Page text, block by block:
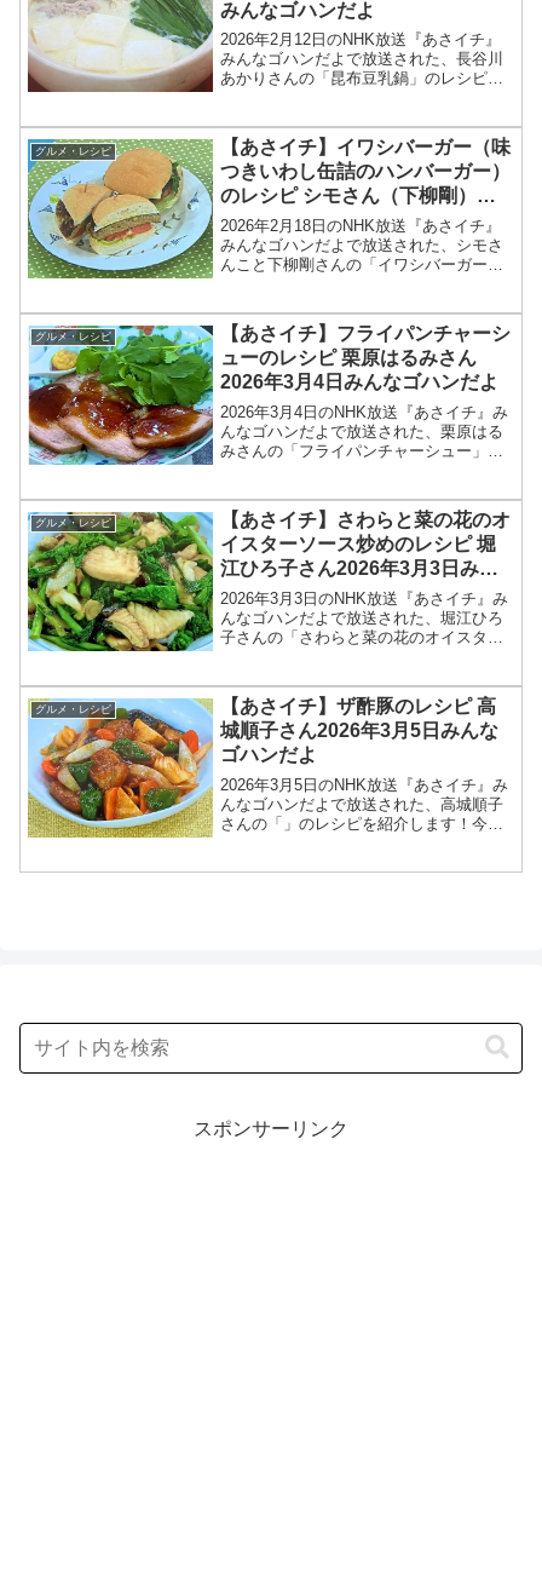
みんなゴハンだよ
2026年2月12日のNHK放送『あさイチ』
みんなゴハンだよで放送された、長谷川
あかりさんの「昆布豆乳鍋」のレシピを
んが登場！具材を入れて煮るだけのノン
オイル鍋のレシ...
グルメ・レシピ
【あさイチ】イワシバーガー（味
つきいわし缶詰のハンバーガー）
のレシピ シモさん（下柳剛）
2026年2月18日
2026年2月18日のNHK放送『あさイチ』
みんなゴハンだよで放送された、シモさ
んこと下柳剛さんの「イワシバーガー
みんなゴハンだよは、元プロ野球選手
で、現在プロ野球開...
グルメ・レシピ
【あさイチ】フライパンチャーシ
ューのレシピ 栗原はるみさん
2026年3月4日みんなゴハンだよ
2026年3月4日のNHK放送『あさイチ』み
んなゴハンだよで放送された、栗原はる
みさんの「フライパンチャーシュー」の
るみさんが登場！栗原さんが東日本大震
災の際、被災地...
グルメ・レシピ
【あさイチ】さわらと菜の花のオ
イスターソース炒めのレシピ 堀
江ひろ子さん2026年3月3日みん
なゴハンだよ
2026年3月3日のNHK放送『あさイチ』み
んなゴハンだよで放送された、堀江ひろ
子さんの「さわらと菜の花のオイスター
研究家の堀江ひろ子さんが登場！さわら
はふっくら、菜...
グルメ・レシピ
【あさイチ】ザ酢豚のレシピ 高
城順子さん2026年3月5日みんな
ゴハンだよ
2026年3月5日のNHK放送『あさイチ』み
んなゴハンだよで放送された、高城順子
さんの「」のレシピを紹介します！今回
スポンサーリンク